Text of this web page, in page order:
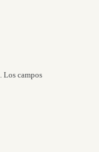
Los campos